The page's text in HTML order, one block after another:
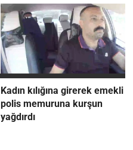
Kadın kılığına girerek emekli
polis memuruna kurşun
yağdırdı